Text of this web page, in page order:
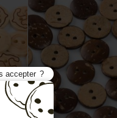
accepter